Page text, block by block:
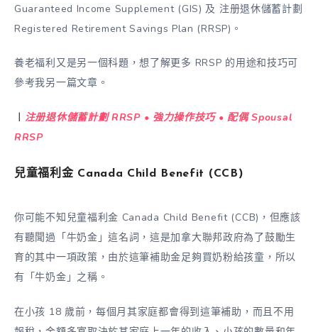
Guaranteed Income Supplement (GIS) 及 注册退休儲蓄計劃
Registered Retirement Savings Plan (RRSP)。
養老福利又是另一個科題，想了解更多 RRSP 的用途和技巧可
參考我另一篇文章。
︱ 注册退休儲蓄計劃 RRSP • 強力操作技巧 • 配偶 Spousal
RRSP
兒童福利金 Canada Child Benefit (CCB)
你可能不知兒童福利金 Canada Child Benefit (CCB)，但應該
有聽聞過「牛奶金」這名詞，這是加拿大聯邦政府為了鼓勵生
育的其中一項政策，由於這筆補助金足夠買奶粉給孩童，所以
有「牛奶金」之稱。
在小孩 18 歲前，每個月其家庭都會得到這筆補助，而且不用